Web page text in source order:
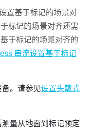
置基于标记的场景对
标记的场景对齐还需
基于标记的场景对齐的
串流设置基于标记
。请参见设置头戴式
量从地面到标记预定